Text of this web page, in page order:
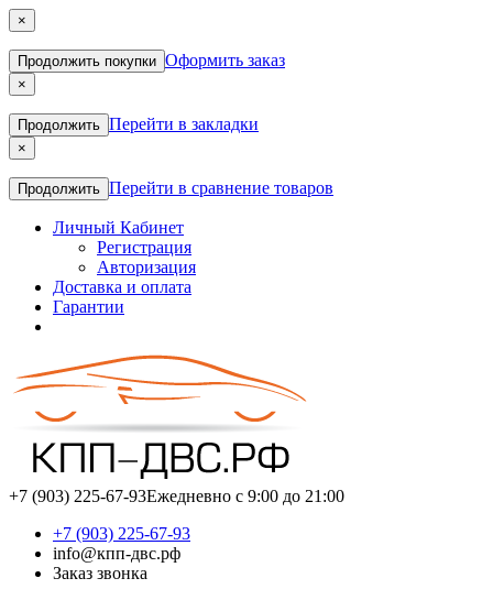
×
Продолжить покупки Оформить заказ
×
Продолжить Перейти в закладки
×
Продолжить Перейти в сравнение товаров
Личный Кабинет
Регистрация
Авторизация
Доставка и оплата
Гарантии
+7 (903) 225-67-93Ежедневно с 9:00 до 21:00
+7 (903) 225-67-93
info@кпп-двс.рф
Заказ звонка